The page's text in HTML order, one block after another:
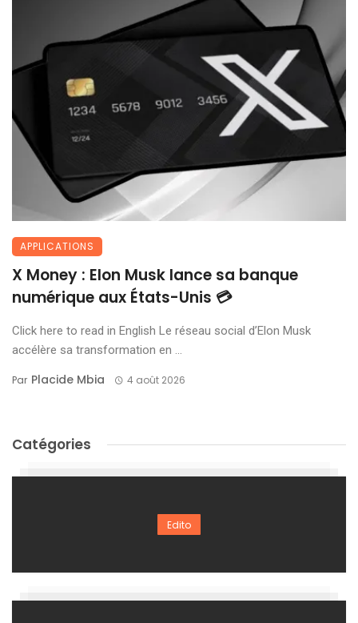
APPLICATIONS
X Money : Elon Musk lance sa banque
numérique aux États-Unis 💳
Click here to read in English Le réseau social d’Elon Musk
accélère sa transformation en ...
Par Placide Mbia 4 août 2026
Catégories
Edito